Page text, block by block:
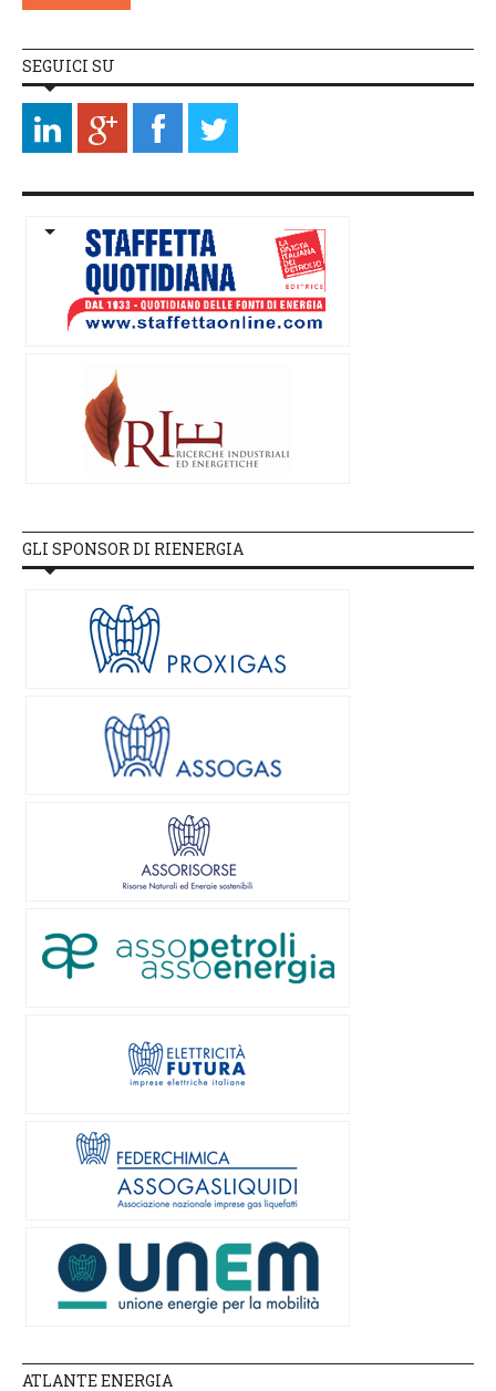
SEGUICI SU
GLI SPONSOR DI RIENERGIA
ATLANTE ENERGIA